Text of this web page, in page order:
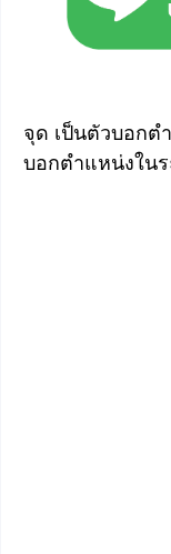
จุด เป็นตัวบอกต
บอกตำแหน่งใน